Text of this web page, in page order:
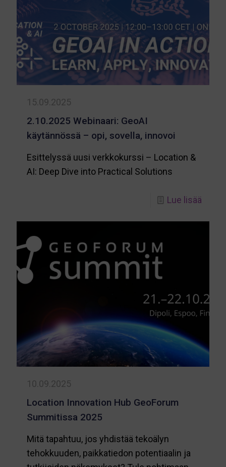
–
15.09.2025
2.10.2025 Webinaari: GeoAI
käytännössä – opi, sovella, innovoi
Esittelyssä uusi verkkokurssi – Location &
AI: Deep Dive into Practical Solutions
Lue lisää
10.09.2025
Location Innovation Hub GeoForum
Summitissa 2025
Mitä tapahtuu, jos yhdistää tekoälyn
tehokkuuden, paikkatiedon potentiaalin ja